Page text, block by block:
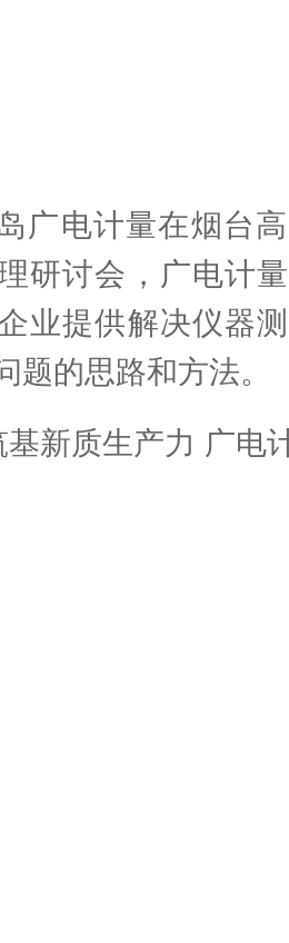
电计量在烟台高
研讨会，广电计
业提供解决仪器
题的思路和方法。